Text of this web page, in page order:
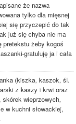
że nazwa
tylko dla mięsnej
się przyczepić do tak
już się chyba nie ma
pretekstu żeby kogoś
gratuluję ja i cała
(kiszka, kaszok, śl.
z kaszy i krwi oraz
skórek wieprzowych,
w kuchni słowackiej,